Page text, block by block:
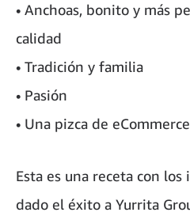
• Anchoas, bonito y más
calidad
• Tradición y familia
• Pasión
• Una pizca de
Esta es una receta con
dado el éxito a Yurrita